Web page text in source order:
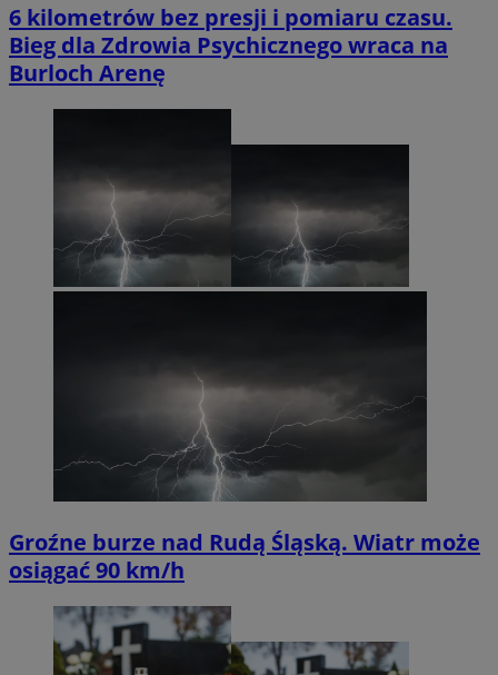
6 kilometrów bez presji i pomiaru czasu.
Bieg dla Zdrowia Psychicznego wraca na
Burloch Arenę
Groźne burze nad Rudą Śląską. Wiatr może
osiągać 90 km/h